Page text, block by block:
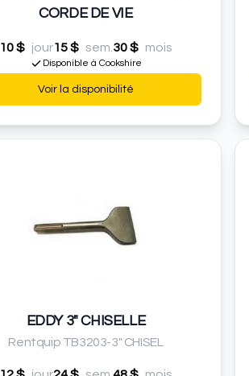
CORDE DE VIE
10 $ jour15 $ sem. 30 $ mois
Disponible à Cookshire
Voir la disponibilité
EDDY 3" CHISELLE
Rentquip TB3203-3" CHISEL